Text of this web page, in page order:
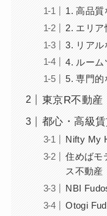
1. 高品
2. エリア
3. リアル
4. ルーム
5. 専門的
東京R不動産
都心・高級
Nifty My
住めばモ
ス不動産
NBI
Otogi